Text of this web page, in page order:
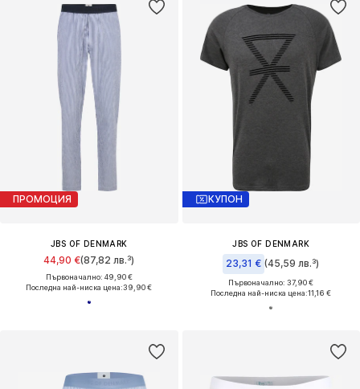
ПРОМОЦИЯ
JBS OF DENMARK
44,90 €(87,82 лв.³)
Първоначално: 49,90 €
Последна най-ниска цена:39,90 €
КУПОН
JBS OF DENMARK
23,31 € (45,59 лв.³)
Първоначално: 37,90 €
Последна най-ниска цена:11,16 €